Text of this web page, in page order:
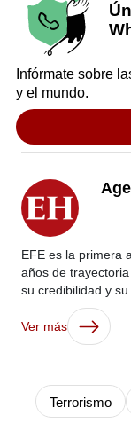
Infórmate sobre
y el mundo.
EFE es la primera
años de
su credibilidad y
Ver más
Terrorismo